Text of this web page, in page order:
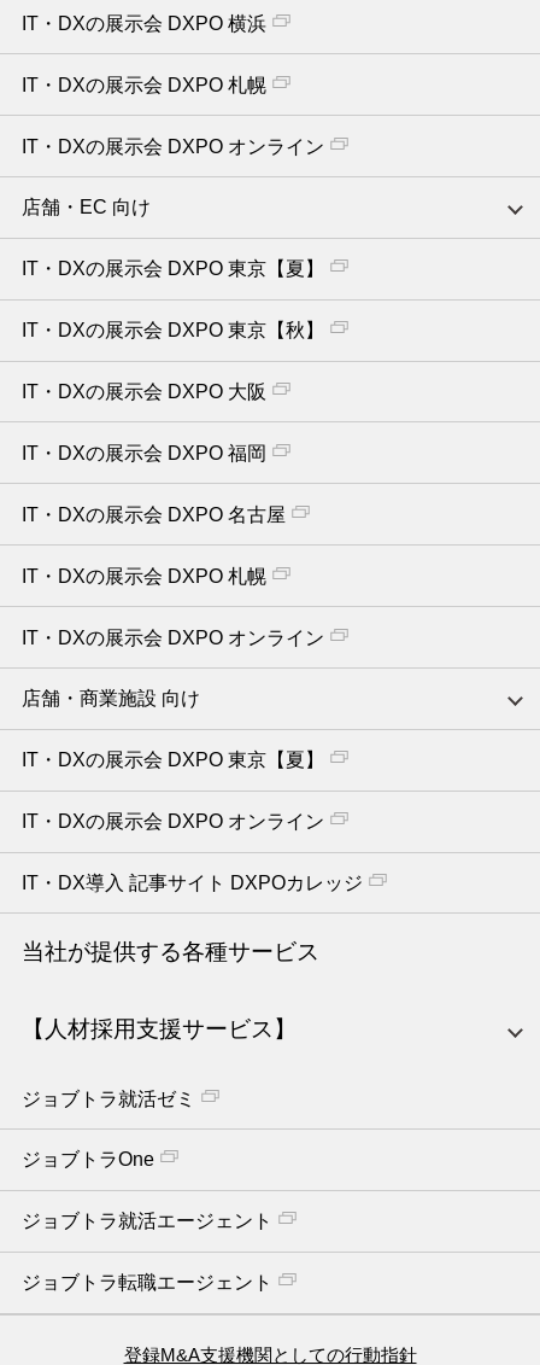
IT・DXの展示会 DXPO 横浜
IT・DXの展示会 DXPO 札幌
IT・DXの展示会 DXPO オンライン
店舗・EC 向け
IT・DXの展示会 DXPO 東京【夏】
IT・DXの展示会 DXPO 東京【秋】
IT・DXの展示会 DXPO 大阪
IT・DXの展示会 DXPO 福岡
IT・DXの展示会 DXPO 名古屋
IT・DXの展示会 DXPO 札幌
IT・DXの展示会 DXPO オンライン
店舗・商業施設 向け
IT・DXの展示会 DXPO 東京【夏】
IT・DXの展示会 DXPO オンライン
IT・DX導入 記事サイト DXPOカレッジ
当社が提供する各種サービス
【人材採用支援サービス】
ジョブトラ就活ゼミ
ジョブトラOne
ジョブトラ就活エージェント
ジョブトラ転職エージェント
登録M&A支援機関としての行動指針